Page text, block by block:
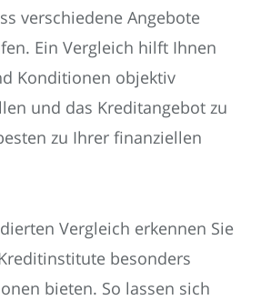
verschiedene Angebote
Ein Vergleich hilft Ihnen
Konditionen objektiv
und das Kreditangebot zu
zu Ihrer finanziellen
Vergleich erkennen Sie
besonders
bieten. So lassen sich